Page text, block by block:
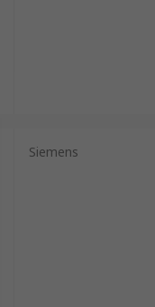
Siemens